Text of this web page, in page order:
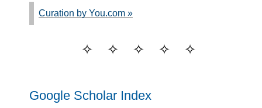
Curation by You.com »
Google Scholar Index